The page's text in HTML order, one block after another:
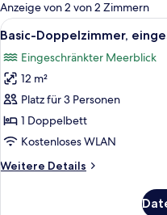
Zimmer
Anzeige von 2 von 2 Zimmern
Alle
Fotos
für
Basic-
Doppelzimmer,
eingeschränkter
Meerblick
4
Basic-Doppelzimmer,
Eingeschränkter Meerblick
12 m²
Platz für 3 Personen
1 Doppelbett
Kostenloses WLAN
Weitere Details
Weitere